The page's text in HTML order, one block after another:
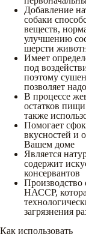
Добавление
собаки
веществ,
улучшению
шерсти
Имеет
под
поэтому
позволяет
В процессе
остатков
также
Помогает
вкусностей и
Вашем доме
Является
содержит
консервантов
Производство
НАССР,
загрязнения
Как использовать